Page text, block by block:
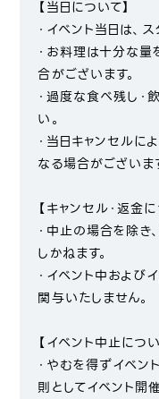
【当日について】
・イベント当日は、
・お料理は十分な
合がございます。
・過度な食べ残し・
い。
・当日キャンセルに
なる場合がございま
【キャンセル・返金に
・中止の場合を除き
しかねます。
・イベント中および
関与いたしません。
【イベント中止につい
・やむを得ずイベン
則としてイベント